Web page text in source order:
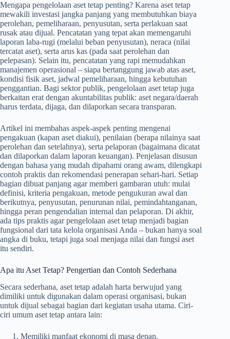
Mengapa pengelolaan aset tetap penting? Karena aset tetap
mewakili investasi jangka panjang yang membutuhkan biaya
perolehan, pemeliharaan, penyusutan, serta perlakuan saat
rusak atau dijual. Pencatatan yang tepat akan memengaruhi
laporan laba-rugi (melalui beban penyusutan), neraca (nilai
tercatat aset), serta arus kas (pada saat perolehan dan
pelepasan). Selain itu, pencatatan yang rapi memudahkan
manajemen operasional – siapa bertanggung jawab atas aset,
kondisi fisik aset, jadwal pemeliharaan, hingga kebutuhan
penggantian. Bagi sektor publik, pengelolaan aset tetap juga
berkaitan erat dengan akuntabilitas publik: aset negara/daerah
harus terdata, dijaga, dan dilaporkan secara transparan.
Artikel ini membahas aspek-aspek penting mengenai
pengakuan (kapan aset diakui), penilaian (berapa nilainya saat
perolehan dan setelahnya), serta pelaporan (bagaimana dicatat
dan dilaporkan dalam laporan keuangan). Penjelasan disusun
dengan bahasa yang mudah dipahami orang awam, dilengkapi
contoh praktis dan rekomendasi penerapan sehari-hari. Setiap
bagian dibuat panjang agar memberi gambaran utuh: mulai
definisi, kriteria pengakuan, metode pengukuran awal dan
berikutnya, penyusutan, penurunan nilai, pemindahtanganan,
hingga peran pengendalian internal dan pelaporan. Di akhir,
ada tips praktis agar pengelolaan aset tetap menjadi bagian
fungsional dari tata kelola organisasi Anda – bukan hanya soal
angka di buku, tetapi juga soal menjaga nilai dan fungsi aset
itu sendiri.
Apa itu Aset Tetap? Pengertian dan Contoh Sederhana
Secara sederhana, aset tetap adalah harta berwujud yang
dimiliki untuk digunakan dalam operasi organisasi, bukan
untuk dijual sebagai bagian dari kegiatan usaha utama. Ciri-
ciri umum aset tetap antara lain:
Memiliki manfaat ekonomi di masa depan,